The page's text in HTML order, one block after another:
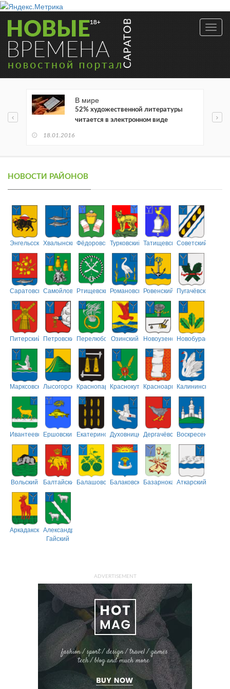
В мире
52% художественной литературы
читается в электронном виде
18.01.2016
НОВОСТИ РАЙОНОВ
ЭнгельсскийХвалынскийФёдоровскийТурковский ТатищевскийСоветский
СаратовскийСамойловскийРтищевскийРомановскийРовенский Пугачёвский
Питерский ПетровскийПерелюбскийОзинский НовоузенскийНовобурасский
МарксовскийЛысогорскийКраснопартизанский
КраснокутскийКрасноармейский
Калининский
ИвантеевскийЕршовский ЕкатериновскийДуховницкийДергачёвскийВоскресенский
Вольский БалтайскийБалашовскийБалаковскийБазарнокарабулакский
Аткарский
АркадакскийАлександрово-
Гайский
ADVERTISEMENT